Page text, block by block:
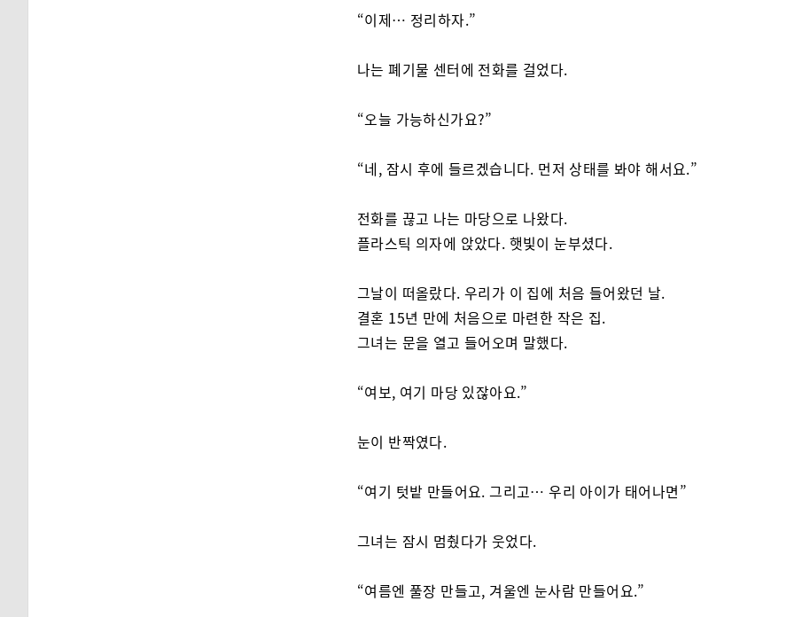
“이제… 정리하자.”
나는 폐기물 센터에 전화를 걸었다.
“오늘 가능하신가요?”
“네, 잠시 후에 들르겠습니다. 먼저 상태를 봐야 해서요.”
전화를 끊고 나는 마당으로 나왔다.
플라스틱 의자에 앉았다. 햇빛이 눈부셨다.
그날이 떠올랐다. 우리가 이 집에 처음 들어왔던 날.
결혼 15년 만에 처음으로 마련한 작은 집.
그녀는 문을 열고 들어오며 말했다.
“여보, 여기 마당 있잖아요.”
눈이 반짝였다.
“여기 텃밭 만들어요. 그리고… 우리 아이가 태어나면”
그녀는 잠시 멈췄다가 웃었다.
“여름엔 풀장 만들고, 겨울엔 눈사람 만들어요.”